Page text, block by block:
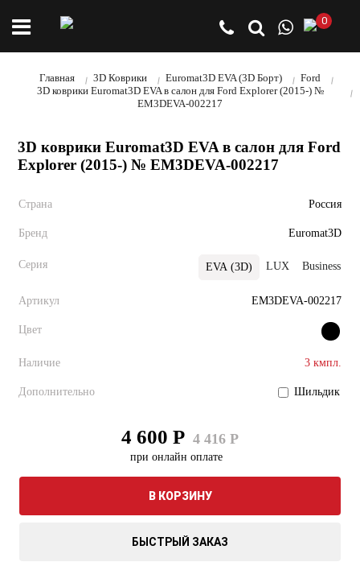
0
Главная 3D Коврики Euromat3D EVA (3D Борт)
Ford
3D коврики Euromat3D EVA в салон для Ford Explorer (2015-) №
EM3DEVA-002217
3D коврики Euromat3D EVA в салон для Ford
Explorer (2015-) № EM3DEVA-002217
Страна Россия
Бренд Euromat3D
Серия EVA (3D) LUX Business
Артикул EM3DEVA-002217
Цвет
Наличие 3 кмпл.
Дополнительно Шильдик
4 600 Р 4 416 Р
при онлайн оплате
В КОРЗИНУ
БЫСТРЫЙ ЗАКАЗ